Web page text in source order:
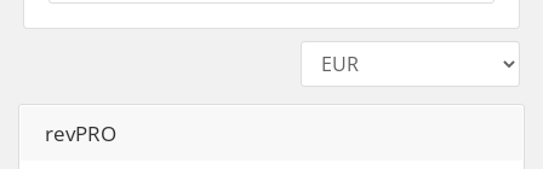
revPRO